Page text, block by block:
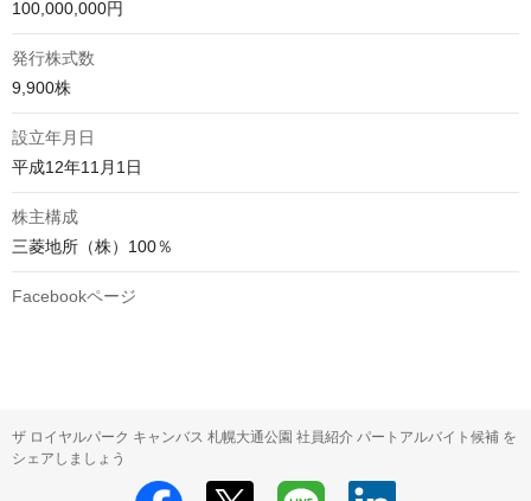
100,000,000円
発行株式数
9,900株
設立年月日
平成12年11月1日
株主構成
三菱地所（株）100％
Facebookページ
ザ ロイヤルパーク キャンバス 札幌大通公園 社員紹介 パートアルバイト候補 を
シェアしましょう